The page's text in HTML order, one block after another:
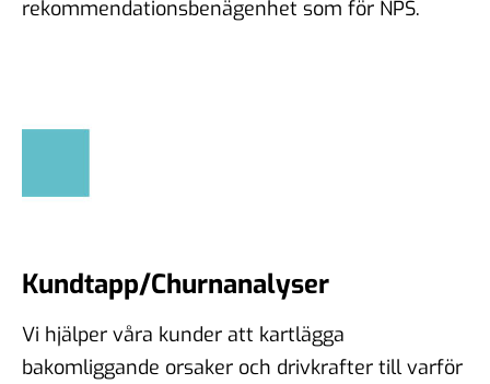
rekommendationsbenägenhet som för NPS.
Kundtapp/Churnanalyser
Vi hjälper våra kunder att kartlägga
bakomliggande orsaker och drivkrafter till varför